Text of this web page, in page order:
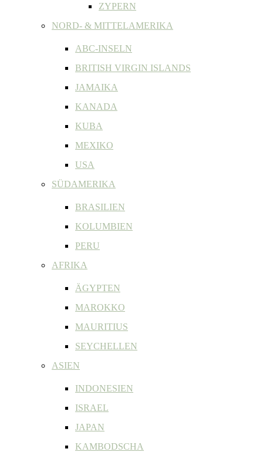
ZYPERN
NORD- & MITTELAMERIKA
ABC-INSELN
BRITISH VIRGIN ISLANDS
JAMAIKA
KANADA
KUBA
MEXIKO
USA
SÜDAMERIKA
BRASILIEN
KOLUMBIEN
PERU
AFRIKA
ÄGYPTEN
MAROKKO
MAURITIUS
SEYCHELLEN
ASIEN
INDONESIEN
ISRAEL
JAPAN
KAMBODSCHA